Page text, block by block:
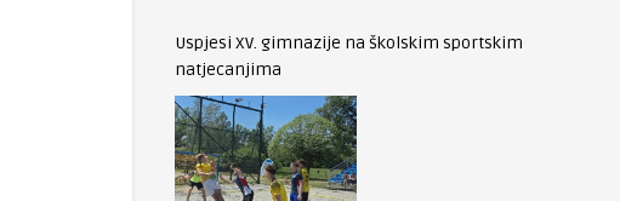
Uspjesi XV. gimnazije na školskim sportskim
natjecanjima